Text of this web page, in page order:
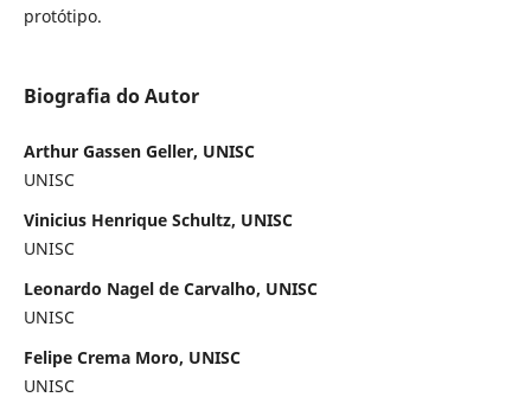
protótipo.
Biografia do Autor
Arthur Gassen Geller, UNISC
UNISC
Vinicius Henrique Schultz, UNISC
UNISC
Leonardo Nagel de Carvalho, UNISC
UNISC
Felipe Crema Moro, UNISC
UNISC